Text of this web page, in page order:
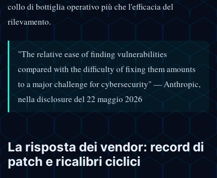
collo di bottiglia operativo più che l'efficacia del
rilevamento.
"The relative ease of finding vulnerabilities
compared with the difficulty of fixing them amounts
to a major challenge for cybersecurity" — Anthropic,
nella disclosure del 22 maggio 2026
La risposta dei vendor: record di
patch e ricalibri ciclici